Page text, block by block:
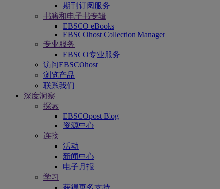
期刊订阅服务
书籍和电子书专辑
EBSCO eBooks
EBSCOhost Collection Manager
专业服务
EBSCO专业服务
访问EBSCOhost
浏览产品
联系我们
深度洞察
探索
EBSCOpost Blog
资源中心
连接
活动
新闻中心
电子月报
学习
获得更多支持